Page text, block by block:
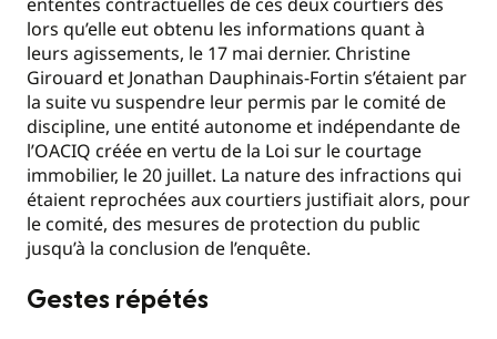
lors qu’elle eut obtenu les informations quant à
leurs agissements, le 17 mai dernier. Christine
Girouard et Jonathan Dauphinais-Fortin s’étaient par
la suite vu suspendre leur permis par le comité de
discipline, une entité autonome et indépendante de
l’OACIQ créée en vertu de la Loi sur le courtage
immobilier, le 20 juillet. La nature des infractions qui
étaient reprochées aux courtiers justifiait alors, pour
le comité, des mesures de protection du public
jusqu’à la conclusion de l’enquête.
Gestes répétés